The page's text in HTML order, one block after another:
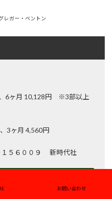
レガー・ベントン
、6ヶ月 10,128円 ※3部以上
3ヶ月 4,560円
５６００９ 新時代社
お問い合わせ